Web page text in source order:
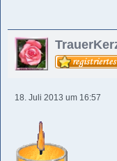
18. Juli 2013 um 16:57